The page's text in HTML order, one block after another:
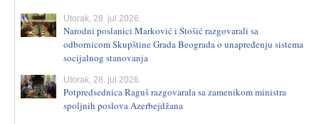
Utorak, 28. jul 2026.
Narodni poslanici Marković i Stošić razgovarali sa
odbornicom Skupštine Grada Beograda o unapređenju sistema
socijalnog stanovanja
Utorak, 28. jul 2026.
Potpredsednica Raguš razgovarala sa zamenikom ministra
spoljnih poslova Azerbejdžana